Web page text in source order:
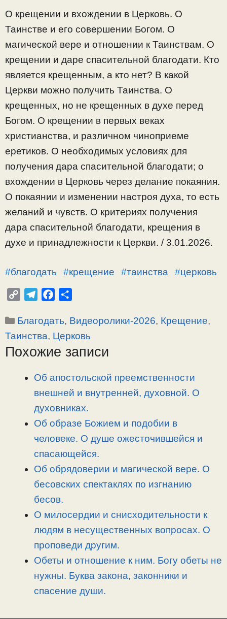
О крещении и вхождении в Церковь. О
Таинстве и его совершении Богом. О
магической вере и отношении к Таинствам. О
крещении и даре спасительной благодати. Кто
является крещенным, а кто нет? В какой
Церкви можно получить Таинства. О
крещенных, но не крещенных в духе перед
Богом. О крещении в первых веках
христианства, и различном чиноприеме
еретиков. О необходимых условиях для
получения дара спасительной благодати; о
вхождении в Церковь через делание покаяния.
О покаянии и изменении настроя духа, то есть
желаний и чувств. О критериях получения
дара спасительной благодати, крещения в
духе и принадлежности к Церкви. / 3.01.2026.
#благодать #крещение #таинства #церковь
p
y
L
l
e
g
a
c
e
b
п
р
а
Рубрики
Благодать, Видеоролики-2026, Крещение,
Таинства, Церковь
Похожие записи
Об апостольской преемственности
внешней и внутренней, духовной. О
духовниках.
Об образе Божием и подобии в
человеке. О душе ожесточившейся и
спасающейся.
Об обрядоверии и магической вере. О
бесовских спектаклях по изгнанию
бесов.
О милосердии и снисходительности к
людям в несущественных вопросах. О
проповеди другим.
Обеты и отношение к ним. Богу обеты не
нужны. Буква закона, законники и
спасение души.